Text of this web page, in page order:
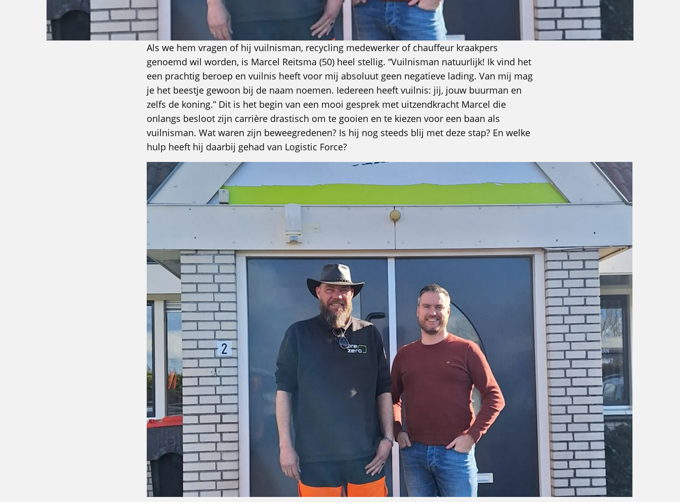
Als we hem vragen of hij vuilnisman, recycling medewerker of chauffeur kraakpers
genoemd wil worden, is Marcel Reitsma (50) heel stellig. “Vuilnisman natuurlijk! Ik vind het
een prachtig beroep en vuilnis heeft voor mij absoluut geen negatieve lading. Van mij mag
je het beestje gewoon bij de naam noemen. Iedereen heeft vuilnis: jij, jouw buurman en
zelfs de koning.” Dit is het begin van een mooi gesprek met uitzendkracht Marcel die
onlangs besloot zijn carrière drastisch om te gooien en te kiezen voor een baan als
vuilnisman. Wat waren zijn beweegredenen? Is hij nog steeds blij met deze stap? En welke
hulp heeft hij daarbij gehad van Logistic Force?